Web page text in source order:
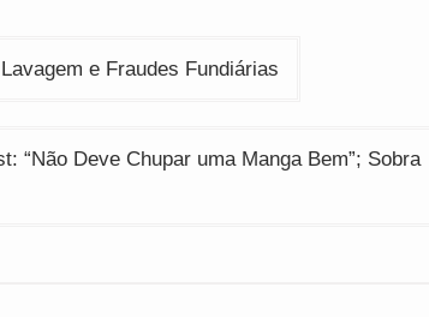
e Fraudes Fundiárias
“Não Deve Chupar uma Manga Bem”; Sobra